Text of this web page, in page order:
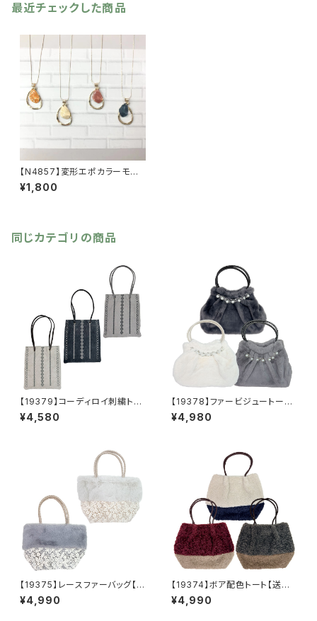
最近チェックした商品
【N4857】変形エポカラーモチ
ーフネックレス【送料無料】
¥1,800
同じカテゴリの商品
【19379】コーディロイ刺繍トー
トバッグ【送料無料】秋冬バッ
グ 新作
¥4,580
【19378】ファービジュートート
【送料無料】秋冬バッグ 新作
¥4,980
【19375】レースファーバッグ【送
料無料】秋冬バッグ 新作
¥4,990
【19374】ボア配色トート【送料
無料】秋冬バッグ 新作
¥4,990